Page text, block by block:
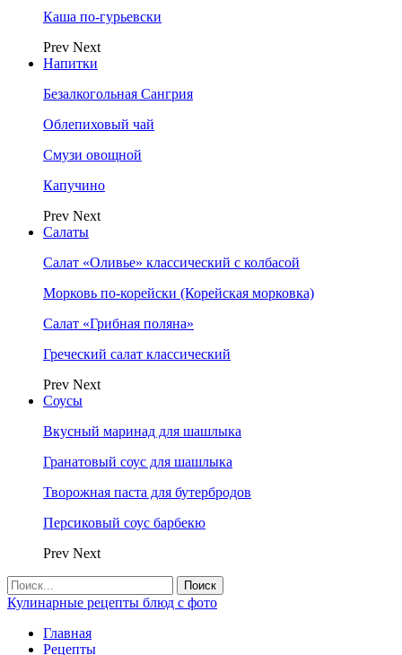
Каша по-гурьевски
Prev Next
Напитки
Безалкогольная Сангрия
Облепиховый чай
Смузи овощной
Капучино
Prev Next
Салаты
Салат «Оливье» классический с колбасой
Морковь по-корейски (Корейская морковка)
Салат «Грибная поляна»
Греческий салат классический
Prev Next
Соусы
Вкусный маринад для шашлыка
Гранатовый соус для шашлыка
Творожная паста для бутербродов
Персиковый соус барбекю
Prev Next
Кулинарные рецепты блюд с фото
Главная
Рецепты